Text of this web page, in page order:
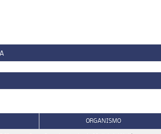
ORGANISMO